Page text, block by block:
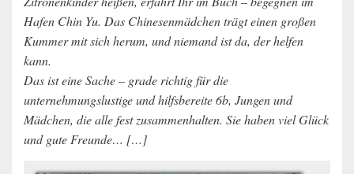
Hafen Chin Yu. Das Chinesenmädchen trägt einen großen
Kummer mit sich herum, und niemand ist da, der helfen
kann.
Das ist eine Sache – grade richtig für die
unternehmungslustige und hilfsbereite 6b, Jungen und
Mädchen, die alle fest zusammenhalten. Sie haben viel Glück
und gute Freunde… […]